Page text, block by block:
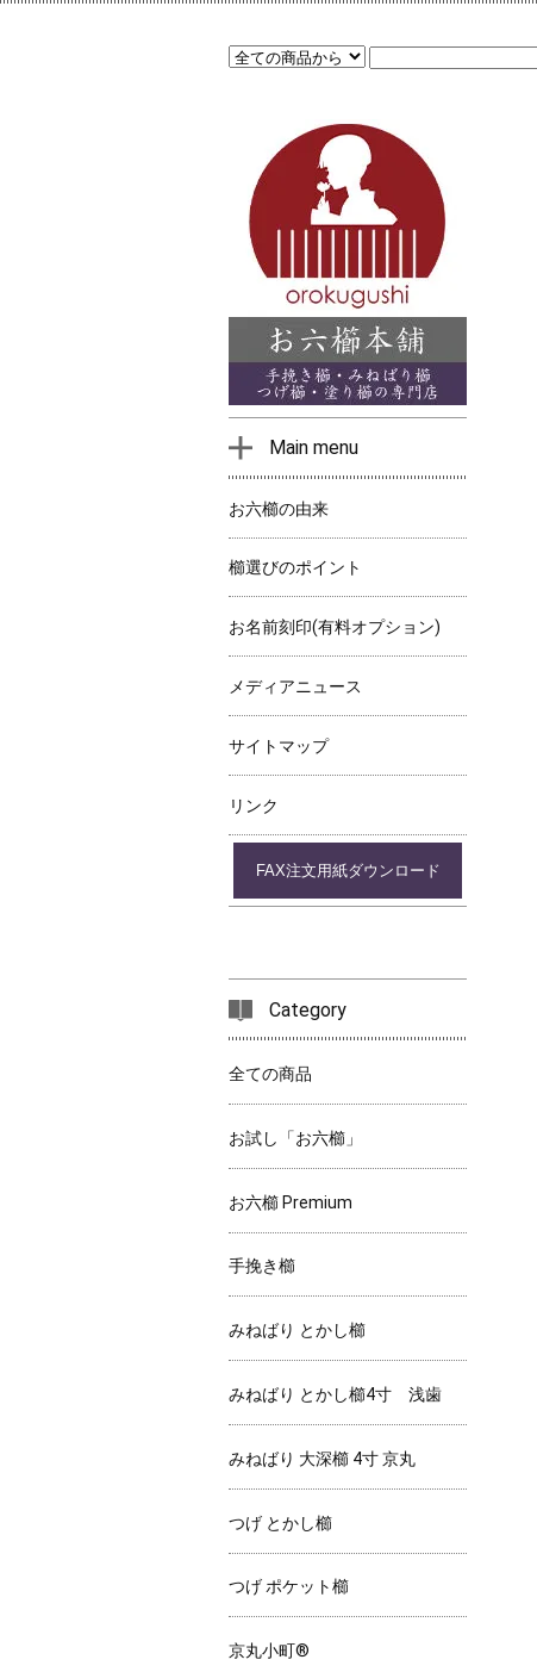
Main menu
お六櫛の由来
櫛選びのポイント
お名前刻印(有料オプション)
メディアニュース
サイトマップ
リンク
FAX注文用紙ダウンロード
Category
全ての商品
お試し「お六櫛」
お六櫛 Premium
手挽き櫛
みねばり とかし櫛
みねばり とかし櫛4寸 浅歯
みねばり 大深櫛 4寸 京丸
つげ とかし櫛
つげ ポケット櫛
京丸小町®